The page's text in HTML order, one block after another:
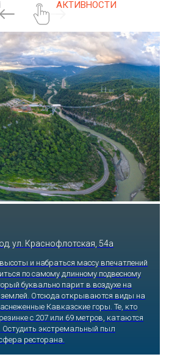
АКТИВНОСТИ
ул. Краснофлотская, 54а
и набраться массу впечатлений
по самому длинному подвесному
буквально парит в воздухе на
землей. Отсюда открываются виды на
Кавказские горы. Те, кто
с 207 или 69 метров, катаются
Остудить экстремальный пыл
ресторана.